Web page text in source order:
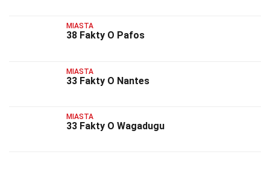
MIASTA
38 Fakty O Pafos
MIASTA
33 Fakty O Nantes
MIASTA
33 Fakty O Wagadugu